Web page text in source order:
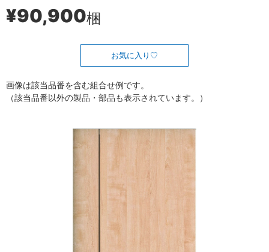
¥90,900梱
お気に入り
画像は該当品番を含む組合せ例です。
（該当品番以外の製品・部品も表示されています。）